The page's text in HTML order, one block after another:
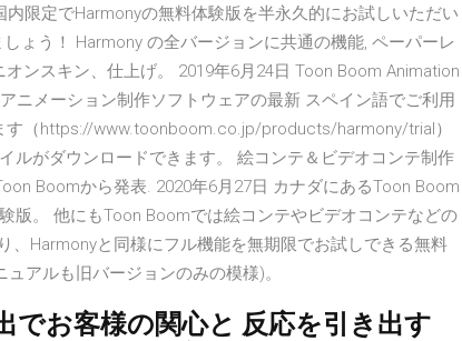
限定でHarmonyの無料体験版を半永久的にお試しいただい
ょう！ Harmony の全バージョンに共通の機能, ペーパーレ
ンスキン、仕上げ。 2019年6月24日 Toon Boom Animation
ニメーション制作ソフトウェアの最新 スペイン語でご利用
す（https://www.toonboom.co.jp/products/harmony/trial）
ルがダウンロードできます。 絵コンテ＆ビデオコンテ制作
Boomから発表. 2020年6月27日 カナダにあるToon Boom
版。 他にもToon Boomでは絵コンテやビデオコンテなどの
Harmonyと同様にフル機能を無期限でお試しできる無料
アルも旧バージョンのみの模様)。
でお客様の関心と 反応を引き出す